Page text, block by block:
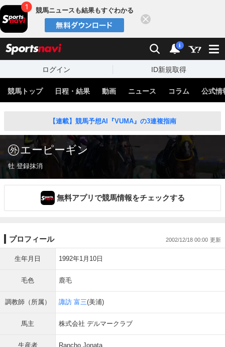
競馬ニュースも結果もすぐわかる
検索 通知
i
ログイン ID新規取得
競馬トップ 日程・結果 動画 ニュース コラム 公式情
【連載】競馬予想AI『VUMA』の3連複指南
エーピーギン
牡 登録抹消
無料アプリで競馬情報をチェックする
プロフィール 2002/12/18 00:00
生年月日 1992年1月10日
毛色 鹿毛
調教師（所属） 諏訪 富三(美浦)
馬主 株式会社 デルマークラブ
生産者 Rancho Jonata